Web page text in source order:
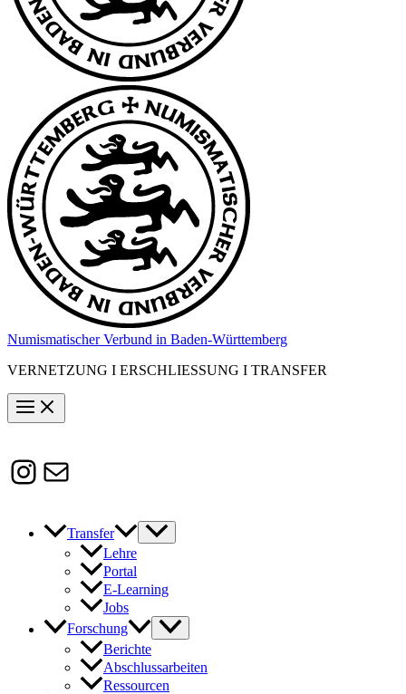
Numismatischer Verbund in Baden-Württemberg
VERNETZUNG I ERSCHLIESSUNG I TRANSFER
Instagram
Susanne.Boerner@zaw.uni-
heidelberg.de
Transfer
Lehre
Portal
E-Learning
Jobs
Forschung
Berichte
Abschlussarbeiten
Ressourcen